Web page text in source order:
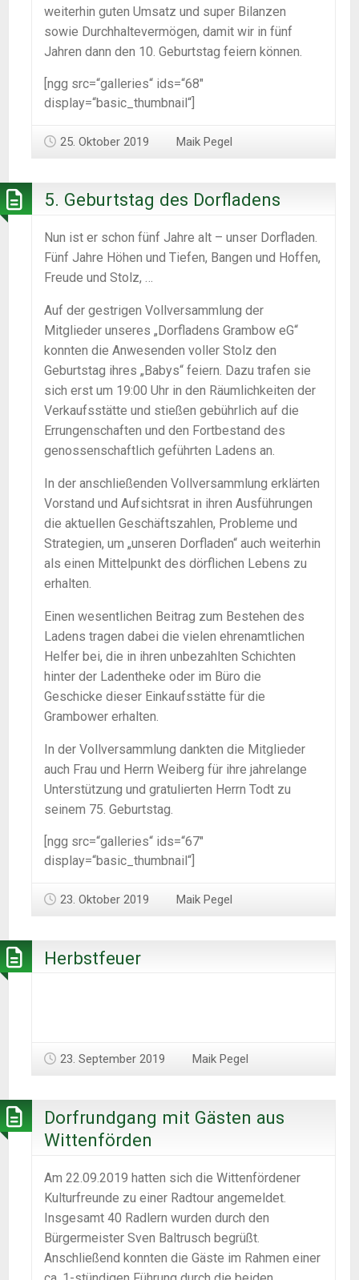
weiterhin guten Umsatz und super Bilanzen
sowie Durchhaltevermögen, damit wir in fünf
Jahren dann den 10. Geburtstag feiern können.
[ngg src=“galleries“ ids=“68″
display=“basic_thumbnail“]
25. Oktober 2019 Maik Pegel
5. Geburtstag des Dorfladens
Nun ist er schon fünf Jahre alt – unser Dorfladen.
Fünf Jahre Höhen und Tiefen, Bangen und Hoffen,
Freude und Stolz, …
Auf der gestrigen Vollversammlung der
Mitglieder unseres „Dorfladens Grambow eG“
konnten die Anwesenden voller Stolz den
Geburtstag ihres „Babys“ feiern. Dazu trafen sie
sich erst um 19:00 Uhr in den Räumlichkeiten der
Verkaufsstätte und stießen gebührlich auf die
Errungenschaften und den Fortbestand des
genossenschaftlich geführten Ladens an.
In der anschließenden Vollversammlung erklärten
Vorstand und Aufsichtsrat in ihren Ausführungen
die aktuellen Geschäftszahlen, Probleme und
Strategien, um „unseren Dorfladen“ auch weiterhin
als einen Mittelpunkt des dörflichen Lebens zu
erhalten.
Einen wesentlichen Beitrag zum Bestehen des
Ladens tragen dabei die vielen ehrenamtlichen
Helfer bei, die in ihren unbezahlten Schichten
hinter der Ladentheke oder im Büro die
Geschicke dieser Einkaufsstätte für die
Grambower erhalten.
In der Vollversammlung dankten die Mitglieder
auch Frau und Herrn Weiberg für ihre jahrelange
Unterstützung und gratulierten Herrn Todt zu
seinem 75. Geburtstag.
[ngg src=“galleries“ ids=“67″
display=“basic_thumbnail“]
23. Oktober 2019 Maik Pegel
Herbstfeuer
23. September 2019 Maik Pegel
Dorfrundgang mit Gästen aus
Wittenförden
Am 22.09.2019 hatten sich die Wittenfördener
Kulturfreunde zu einer Radtour angemeldet.
Insgesamt 40 Radlern wurden durch den
Bürgermeister Sven Baltrusch begrüßt.
Anschließend konnten die Gäste im Rahmen einer